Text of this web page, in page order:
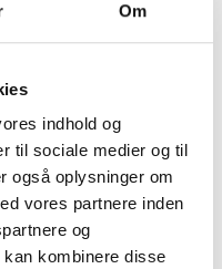
Om
indhold og
til sociale medier og til
også oplysninger om
vores partnere inden
og
kombinere disse
fra lette og
robuste sko til
både hårde og
vælge efter